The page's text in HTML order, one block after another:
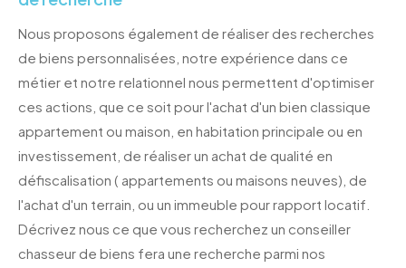
Nous proposons également de réaliser des recherches
de biens personnalisées, notre expérience dans ce
métier et notre relationnel nous permettent d'optimiser
ces actions, que ce soit pour l'achat d'un bien classique
appartement ou maison, en habitation principale ou en
investissement, de réaliser un achat de qualité en
défiscalisation ( appartements ou maisons neuves), de
l'achat d'un terrain, ou un immeuble pour rapport locatif.
Décrivez nous ce que vous recherchez un conseiller
chasseur de biens fera une recherche parmi nos